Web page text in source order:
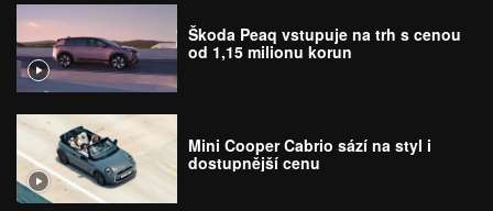
Škoda Peaq vstupuje na trh s cenou
od 1,15 milionu korun
Mini Cooper Cabrio sází na styl i
dostupnější cenu